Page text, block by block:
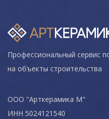
Профессиональный сервис
на объекты строительства
ООО "Арткерамика М"
ИНН 5024121540